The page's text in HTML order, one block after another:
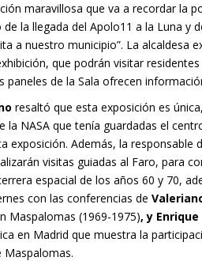
maravillosa que va a recordar la
la llegada del Apolo11 a la Luna y
a nuestro municipio”. La alcaldesa
que podrán visitar residentes
de la Sala ofrecen
resaltó que esta exposición es
la NASA que tenía guardadas el
exposición. Además, la responsable
visitas guiadas al Faro, para
espacial de los años 60 y 70,
con las conferencias de
Maspalomas (1969-1975), y
en Madrid que muestra la
Maspalomas.